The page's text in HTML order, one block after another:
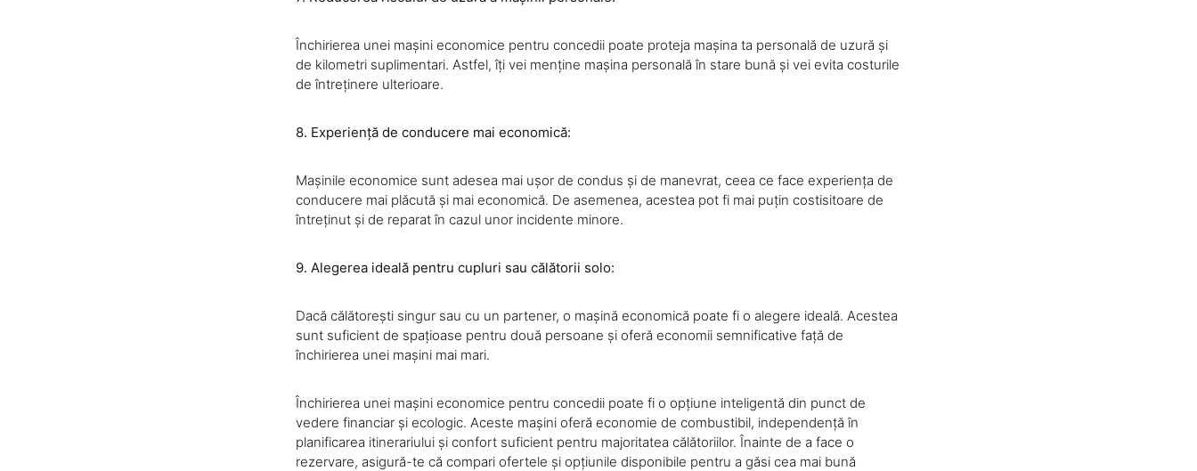
Închirierea unei mașini economice pentru concedii poate proteja mașina ta personală de uzură și
de kilometri suplimentari. Astfel, îți vei menține mașina personală în stare bună și vei evita costurile
de întreținere ulterioare.
8. Experiență de conducere mai economică:
Mașinile economice sunt adesea mai ușor de condus și de manevrat, ceea ce face experiența de
conducere mai plăcută și mai economică. De asemenea, acestea pot fi mai puțin costisitoare de
întreținut și de reparat în cazul unor incidente minore.
9. Alegerea ideală pentru cupluri sau călătorii solo:
Dacă călătorești singur sau cu un partener, o mașină economică poate fi o alegere ideală. Acestea
sunt suficient de spațioase pentru două persoane și oferă economii semnificative față de
închirierea unei mașini mai mari.
Închirierea unei mașini economice pentru concedii poate fi o opțiune inteligentă din punct de
vedere financiar și ecologic. Aceste mașini oferă economie de combustibil, independență în
planificarea itinerariului și confort suficient pentru majoritatea călătoriilor. Înainte de a face o
rezervare, asigură-te că compari ofertele și opțiunile disponibile pentru a găsi cea mai bună